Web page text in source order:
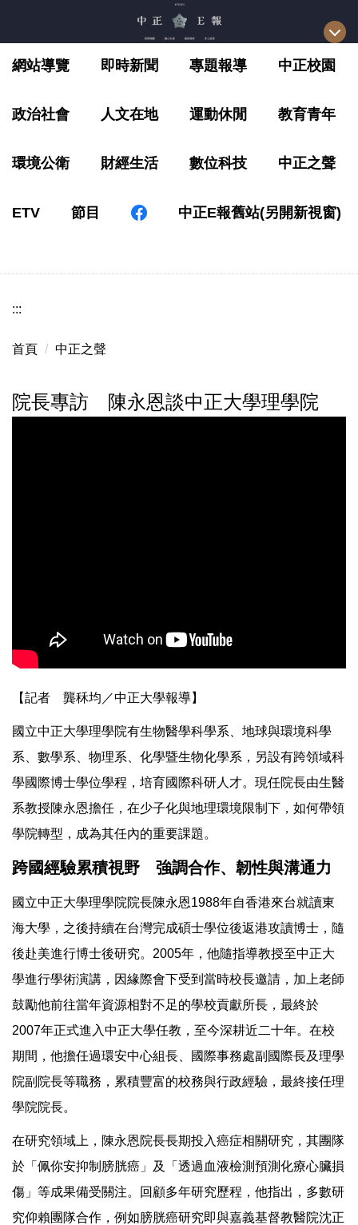
要
容
網站導覽 即時新聞 專題報導 中正校園
政治社會 人文在地 運動休閒 教育青年
環境公衛 財經生活 數位科技 中正之聲
ETV 節目 中正E報舊站(另開新視窗)
:::
首頁 中正之聲
院長專訪 陳永恩談中正大學理學院
【記者 龔秝均／中正大學報導】
國立中正大學理學院有生物醫學科學系、地球與環境科學
系、數學系、物理系、化學暨生物化學系，另設有跨領域科
學國際博士學位學程，培育國際科研人才。現任院長由生醫
系教授陳永恩擔任，在少子化與地理環境限制下，如何帶領
學院轉型，成為其任內的重要課題。
跨國經驗累積視野 強調合作、韌性與溝通力
國立中正大學理學院院長陳永恩1988年自香港來台就讀東
海大學，之後持續在台灣完成碩士學位後返港攻讀博士，隨
後赴美進行博士後研究。2005年，他隨指導教授至中正大
學進行學術演講，因緣際會下受到當時校長邀請，加上老師
鼓勵他前往當年資源相對不足的學校貢獻所長，最終於
2007年正式進入中正大學任教，至今深耕近二十年。在校
期間，他擔任過環安中心組長、國際事務處副國際長及理學
院副院長等職務，累積豐富的校務與行政經驗，最終接任理
學院院長。
在研究領域上，陳永恩院長長期投入癌症相關研究，其團隊
於「佩你安抑制膀胱癌」及「透過血液檢測預測化療心臟損
傷」等成果備受關注。回顧多年研究歷程，他指出，多數研
究仰賴團隊合作，例如膀胱癌研究即與嘉義基督教醫院沈正